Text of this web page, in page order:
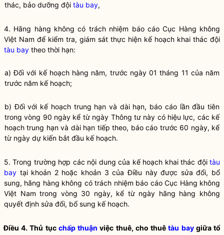
thác, bảo dưỡng đội tàu bay,
4. Hãng hàng không có trách nhiệm báo cáo Cục Hàng không
Việt Nam để kiểm tra, giám sát thực hiện kế hoạch khai thác đội
tàu bay theo thời hạn:
a) Đối với kế hoạch hàng năm, trước ngày 01 tháng 11 của năm
trước năm kế hoạch;
b) Đối với kế hoạch trung hạn và dài hạn, báo cáo lần đầu tiên
trong vòng 90 ngày kể từ ngày Thông tư này có hiệu lực, các kế
hoạch trung hạn và dài hạn tiếp theo, báo cáo trước 60 ngày, kể
từ ngày dự kiến bắt đầu kế hoạch.
5. Trong trường hợp các nội dung của kế hoạch khai thác đội tàu
bay tại khoản 2 hoặc khoản 3 của Điều này được sửa đổi, bổ
sung, hãng hàng không có trách nhiệm báo cáo Cục Hàng không
Việt Nam trong vòng 30 ngày, kể từ ngày hãng hàng không
quyết định sửa đổi, bổ sung kế hoạch.
Điều 4. Thủ tục chấp thuận việc thuê, cho thuêtàu baygiữa tổ